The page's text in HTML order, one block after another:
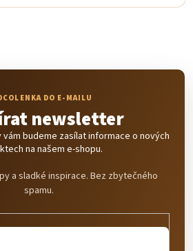
newsletter
vám budeme zasílat informace o nových
na našem e-shopu.
a sladké inspirace. Bez zbytečného
spamu.